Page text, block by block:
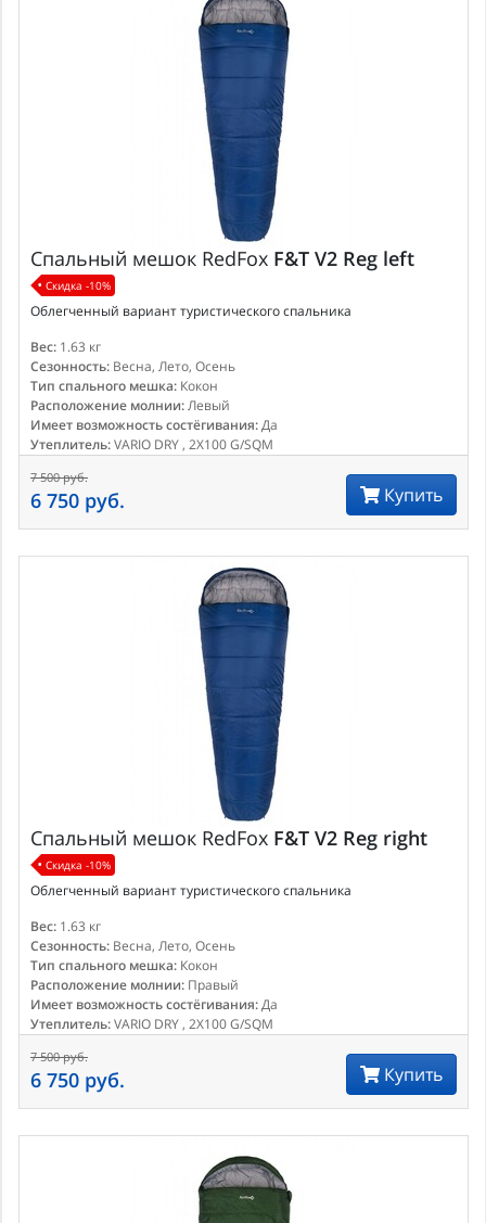
Спальный мешок RedFox F&T V2 Reg left
Скидка -10%
Облегченный вариант туристического спальника
Вес: 1.63 кг
Сезонность: Весна, Лето, Осень
Тип спального мешка: Кокон
Расположение молнии:Левый
Имеет возможность состёгивания:Да
Утеплитель:VARIO DRY , 2X100 G/SQM
7 500 руб.
6 750 руб. Купить
Спальный мешок RedFox F&T V2 Reg right
Скидка -10%
Облегченный вариант туристического спальника
Вес: 1.63 кг
Сезонность: Весна, Лето, Осень
Тип спального мешка: Кокон
Расположение молнии: Правый
Имеет возможность состёгивания:Да
Утеплитель:VARIO DRY , 2X100 G/SQM
7 500 руб.
6 750 руб. Купить